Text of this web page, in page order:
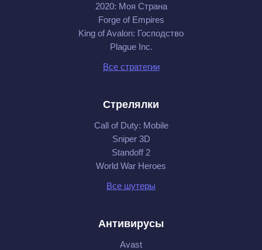
2020: Моя Cтрана
Forge of Empires
King of Avalon: Господство
Plague Inc.
Все стратегии
Стрелялки
Call of Duty: Mobile
Sniper 3D
Standoff 2
World War Heroes
Все шутеры
Антивирусы
Avast